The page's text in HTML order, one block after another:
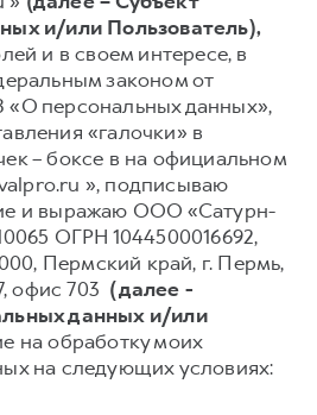
H9
от 4 799 000 ₽
КЛИЕНТАМ
на дороге»
обслуживания
GWM
и/или Пользователь),
и в своем интересе, в
законом от
«О персональных данных»,
«галочки» в
– боксе в на официальном
», подписываю
и выражаю ООО «Сатурн-
ОГРН 1044500016692,
Пермский край, г. Пермь,
офис 703 (далее -
данных и/или
на обработку моих
на следующих условиях: